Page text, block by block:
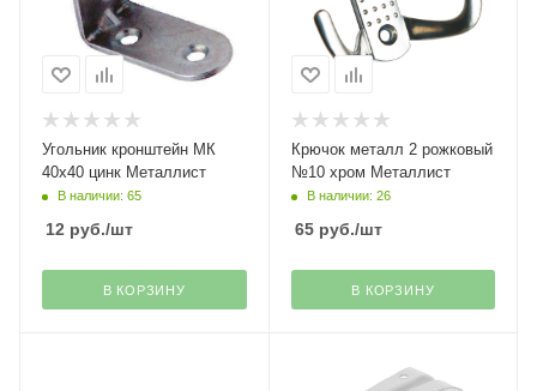
Угольник кронштейн МК
40х40 цинк Металлист
В наличии: 65
12 руб./шт
В КОРЗИНУ
Крючок металл 2 рожковый
№10 хром Металлист
В наличии: 26
65руб./шт
В КОРЗИНУ